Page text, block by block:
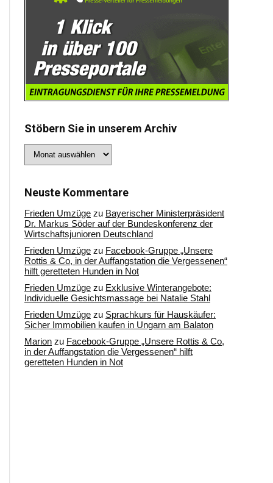
Stöbern Sie in unserem Archiv
Sie
Archiv
Neuste Kommentare
Frieden Umzüge zu Bayerischer Ministerpräsident
Dr. Markus Söder auf der Bundeskonferenz der
Wirtschaftsjunioren Deutschland
Frieden Umzüge zu Facebook-Gruppe „Unsere
Rottis & Co, in der Auffangstation die Vergessenen“
hilft geretteten Hunden in Not
Frieden Umzüge zu Exklusive Winterangebote:
Individuelle Gesichtsmassage bei Natalie Stahl
Frieden Umzüge zu Sprachkurs für Hauskäufer:
Sicher Immobilien kaufen in Ungarn am Balaton
Marion zu Facebook-Gruppe „Unsere Rottis & Co,
in der Auffangstation die Vergessenen“ hilft
geretteten Hunden in Not